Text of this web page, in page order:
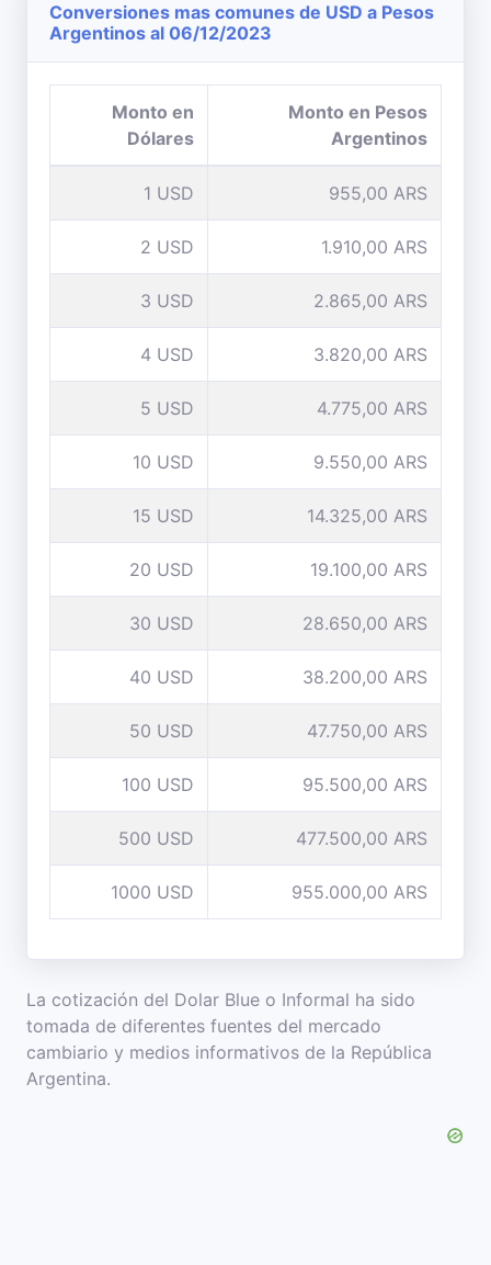
Conversiones mas comunes de USD a Pesos
Argentinos al 06/12/2023
Monto en
Dólares
Monto en Pesos
Argentinos
1 USD 955,00 ARS
2 USD 1.910,00 ARS
3 USD 2.865,00 ARS
4 USD 3.820,00 ARS
5 USD 4.775,00 ARS
10 USD 9.550,00 ARS
15 USD 14.325,00 ARS
20 USD 19.100,00 ARS
30 USD 28.650,00 ARS
40 USD 38.200,00 ARS
50 USD 47.750,00 ARS
100 USD 95.500,00 ARS
500 USD 477.500,00 ARS
1000 USD 955.000,00 ARS
La cotización del Dolar Blue o Informal ha sido
tomada de diferentes fuentes del mercado
cambiario y medios informativos de la República
Argentina.